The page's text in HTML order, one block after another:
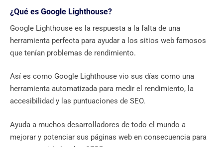
¿Qué es Google Lighthouse?
Google Lighthouse es la respuesta a la falta de una
herramienta perfecta para ayudar a los sitios web famosos
que tenían problemas de rendimiento.
Así es como Google Lighthouse vio sus días como una
herramienta automatizada para medir el rendimiento, la
accesibilidad y las puntuaciones de SEO.
Ayuda a muchos desarrolladores de todo el mundo a
mejorar y potenciar sus páginas web en consecuencia para